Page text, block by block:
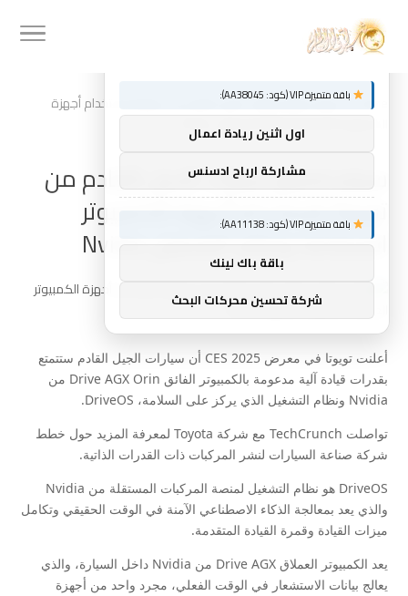
Home
»سيتم تصنيع سيارات الجيل القادم من تويوتا باستخدام أجهزة
الكمبيوتر العملاقة ونظام التشغيل Nvidia
سيتم تصنيع سيارات الجيل القادم من
تويوتا باستخدام أجهزة الكمبيوتر
العملاقة ونظام التشغيل Nvidia
أعلنت تويوتا في معرض CES 2025 أن سيارات الجيل القادم ستتمتع
بقدرات قيادة آلية مدعومة بالكمبيوتر الفائق Drive AGX Orin من
Nvidia ونظام التشغيل الذي يركز على السلامة، DriveOS.
تواصلت TechCrunch مع شركة Toyota لمعرفة المزيد حول خطط
شركة صناعة السيارات لنشر المركبات ذات القدرات الذاتية.
DriveOS هو نظام التشغيل لمنصة المركبات المستقلة من Nvidia
والذي يعد بمعالجة الذكاء الاصطناعي الآمنة في الوقت الحقيقي وتكامل
ميزات القيادة وقمرة القيادة المتقدمة.
يعد الكمبيوتر العملاق Drive AGX من Nvidia داخل السيارة، والذي
يعالج بيانات الاستشعار في الوقت الفعلي، مجرد واحد من أجهزة
توصيات :
باقة متميزة VIP (كود: AA38045):
اول اثنين ريادة اعمال
مشاركة ارباح ادسنس
باقة متميزة VIP (كود: AA11138):
باقة باك لينك
شركة تحسين محركات البحث